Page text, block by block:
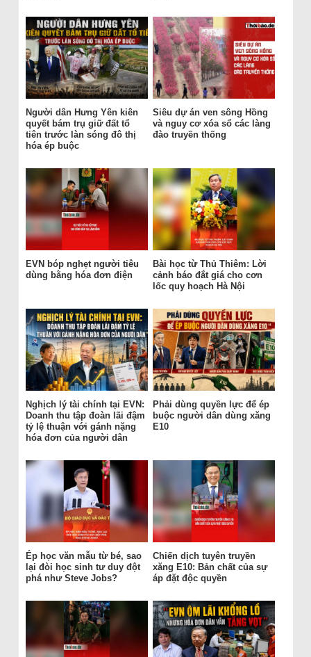
Người dân Hưng Yên kiên
quyết bám trụ giữ đất tổ
tiên trước làn sóng đô thị
hóa ép buộc
Siêu dự án ven sông Hồng
và nguy cơ xóa sổ các làng
đào truyền thống
EVN bóp nghẹt người tiêu
dùng bằng hóa đơn điện
Bài học từ Thủ Thiêm: Lời
cảnh báo đắt giá cho cơn
lốc quy hoạch Hà Nội
Nghịch lý tài chính tại EVN:
Doanh thu tập đoàn lãi đậm
tỷ lệ thuận với gánh nặng
hóa đơn của người dân
Phải dùng quyền lực để ép
buộc người dân dùng xăng
E10
Ép học văn mẫu từ bé, sao
lại đòi học sinh tư duy đột
phá như Steve Jobs?
Chiến dịch tuyên truyền
xăng E10: Bản chất của sự
áp đặt độc quyền